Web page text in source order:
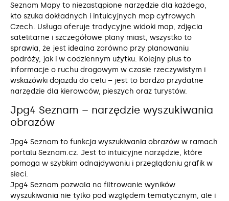
Seznam Mapy to niezastąpione narzędzie dla każdego,
kto szuka dokładnych i intuicyjnych map cyfrowych
Czech. Usługa oferuje tradycyjne widoki map, zdjęcia
satelitarne i szczegółowe plany miast, wszystko to
sprawia, że jest idealna zarówno przy planowaniu
podróży, jak i w codziennym użytku. Kolejny plus to
informacje o ruchu drogowym w czasie rzeczywistym i
wskazówki dojazdu do celu – jest to bardzo przydatne
narzędzie dla kierowców, pieszych oraz turystów.
Jpg4 Seznam – narzędzie wyszukiwania
obrazów
Jpg4 Seznam to funkcja wyszukiwania obrazów w ramach
portalu Seznam.cz. Jest to intuicyjne narzędzie, które
pomaga w szybkim odnajdywaniu i przeglądaniu grafik w
sieci.
Jpg4 Seznam pozwala na filtrowanie wyników
wyszukiwania nie tylko pod względem tematycznym, ale i